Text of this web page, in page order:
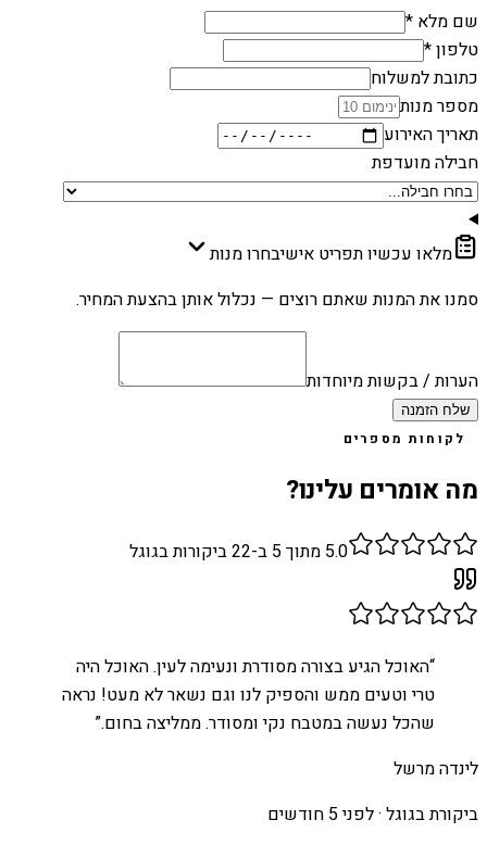
שם מלא *
טלפון *
כתובת למשלוח
מספר מנות
תאריך האירוע
חבילה מועדפת
מלאו עכשיו תפריט אישיבחרו מנות
סמנו את המנות שאתם רוצים — נכלול אותן בהצעת המחיר.
הערות / בקשות מיוחדות
שלח הזמנה
לקוחות מספרים
מה אומרים עלינו?
5.0 מתוך 5 ב- 22ביקורות בגוגל
“האוכל הגיע בצורה מסודרת ונעימה לעין. האוכל היה
טרי וטעים ממש והספיק לנו וגם נשאר לא מעט! נראה
שהכל נעשה במטבח נקי ומסודר. ממליצה בחום.”
לינדה מרשל
ביקורת בגוגל ·לפני 5 חודשים